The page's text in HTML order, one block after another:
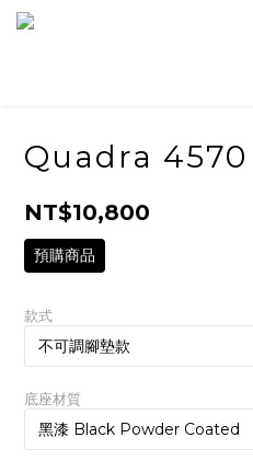
Quadra 4570
NT$10,800
預購商品
款式
底座材質